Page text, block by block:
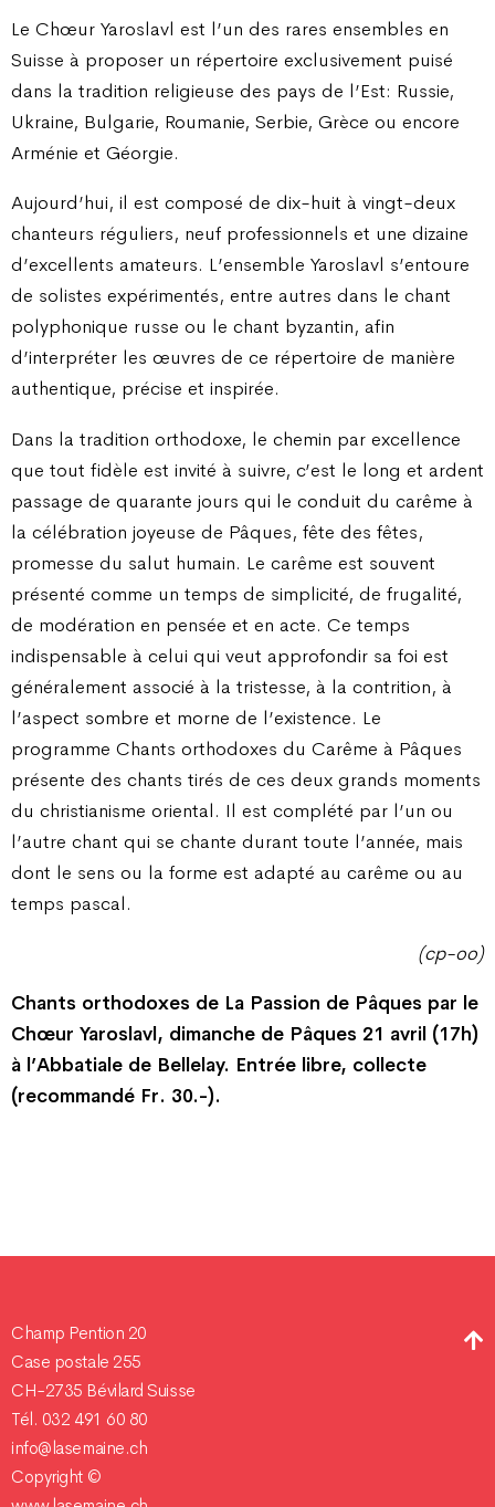
Le Chœur Yaroslavl est l’un des rares ensembles en
Suisse à proposer un répertoire exclusivement puisé
dans la tradition religieuse des pays de l’Est: Russie,
Ukraine, Bulgarie, Roumanie, Serbie, Grèce ou encore
Arménie et Géorgie.
Aujourd’hui, il est composé de dix-huit à vingt-deux
chanteurs réguliers, neuf professionnels et une dizaine
d’excellents amateurs. L’ensemble Yaroslavl s’entoure
de solistes expérimentés, entre autres dans le chant
polyphonique russe ou le chant byzantin, afin
d’interpréter les œuvres de ce répertoire de manière
authentique, précise et inspirée.
Dans la tradition orthodoxe, le chemin par excellence
que tout fidèle est invité à suivre, c’est le long et ardent
passage de quarante jours qui le conduit du carême à
la célébration joyeuse de Pâques, fête des fêtes,
promesse du salut humain. Le carême est souvent
présenté comme un temps de simplicité, de frugalité,
de modération en pensée et en acte. Ce temps
indispensable à celui qui veut approfondir sa foi est
généralement associé à la tristesse, à la contrition, à
l’aspect sombre et morne de l’existence. Le
programme Chants orthodoxes du Carême à Pâques
présente des chants tirés de ces deux grands moments
du christianisme oriental. Il est complété par l’un ou
l’autre chant qui se chante durant toute l’année, mais
dont le sens ou la forme est adapté au carême ou au
temps pascal.
(cp-oo)
Chants orthodoxes de La Passion de Pâques par le
Chœur Yaroslavl, dimanche de Pâques 21 avril (17h)
à l’Abbatiale de Bellelay. Entrée libre, collecte
(recommandé Fr. 30.-).
Champ Pention 20
Case postale 255
CH-2735 Bévilard Suisse
Tél. 032 491 60 80
info@lasemaine.ch
Copyright ©